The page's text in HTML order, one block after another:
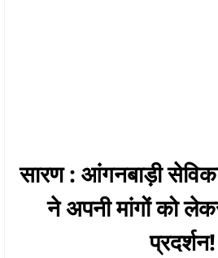
सारण : आंगनबाड़ी
ने अपनी मांगों को
प्रदर्शन!